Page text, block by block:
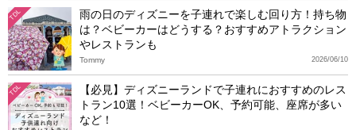
TDL
雨の日のディズニーを子連れで楽しむ回り方！持ち物
は？ベビーカーはどうする？おすすめアトラクション
やレストランも
2026/06/10
Tommy
TDL
【必見】ディズニーランドで子連れにおすすめのレス
トラン10選！ベビーカーOK、予約可能、座席が多い
など！